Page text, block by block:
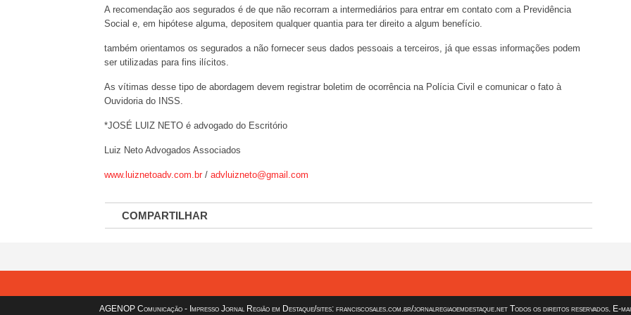
A recomendação aos segurados é de que não recorram a intermediários para entrar em contato com a Previdência
Social e, em hipótese alguma, depositem qualquer quantia para ter direito a algum benefício.
também orientamos os segurados a não fornecer seus dados pessoais a terceiros, já que essas informações podem
ser utilizadas para fins ilícitos.
As vítimas desse tipo de abordagem devem registrar boletim de ocorrência na Polícia Civil e comunicar o fato à
Ouvidoria do INSS.
*JOSÉ LUIZ NETO é advogado do Escritório
Luiz Neto Advogados Associados
www.luiznetoadv.com.br /advluizneto@gmail.com
COMPARTILHAR
AGENOP Comunicação - Impresso Jornal Região em Destaque/sites: franciscosales.com.br/jornalregiaoemdestaque.net Todos os direitos reservados. E-